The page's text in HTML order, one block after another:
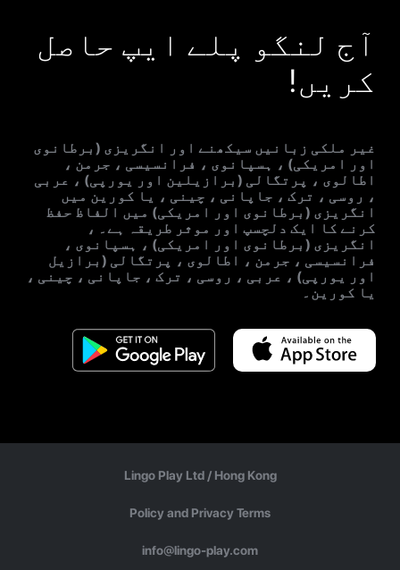
آج لنگو پلے ایپ حاصل
کریں!
غیر ملکی زبانیں سیکھنے اور انگریزی (برطانوی
اور امریکی) ، ہسپانوی ، فرانسیسی ، جرمن ،
اطالوی ، پرتگالی (برازیلین اور یورپی) ، عربی
، روسی ، ترک ، جاپانی ، چینی ، یا کورین میں
انگریزی (برطانوی اور امریکی) میں الفاظ حفظ
کرنے کا ایک دلچسپ اور موثر طریقہ ہے۔ ،
انگریزی (برطانوی اور امریکی) ، ہسپانوی ،
فرانسیسی ، جرمن ، اطالوی ، پرتگالی (برازیل
اور یورپی) ، عربی ، روسی ، ترک ، جاپانی ، چینی ،
یا کورین۔
Lingo Play Ltd / Hong Kong
Policy and Privacy Terms
info@lingo-play.com